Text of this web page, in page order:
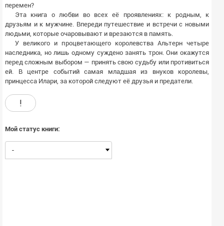
перемен?
Эта книга о любви во всех её проявлениях: к родным, к
друзьям и к мужчине. Впереди путешествие и встречи с новыми
людьми, которые очаровывают и врезаются в память.
У великого и процветающего королевства Альтерн четыре
наследника, но лишь одному суждено занять трон. Они окажутся
перед сложным выбором — принять свою судьбу или противиться
ей. В центре событий самая младшая из внуков королевы,
принцесса Илари, за которой следуют её друзья и предатели.
!
Мой статус книги:
-